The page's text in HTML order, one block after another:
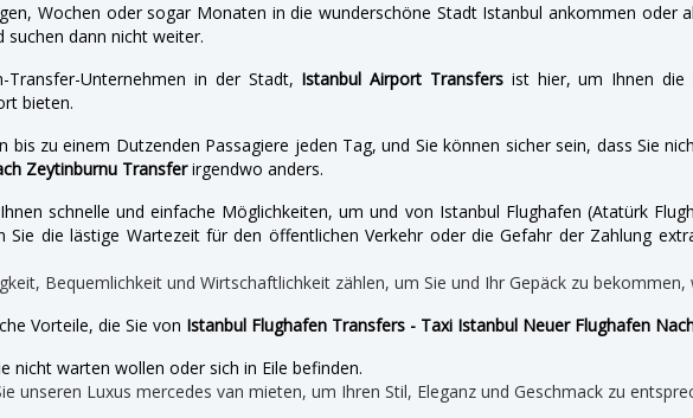
Wochen oder sogar Monaten in die wunderschöne Stadt Istanbul ankommen oder
dann nicht weiter.
Unternehmen in der Stadt, Istanbul Airport Transfersist hier, um Ihnen die
bieten.
zu einem Dutzenden Passagiere jeden Tag, und Sie können sicher sein, dass Sie
Zeytinburnu Transferirgendwo anders.
schnelle und einfache Möglichkeiten, um und von Istanbul Flughafen (Atatürk
Sie die lästige Wartezeit für den öffentlichen Verkehr oder die Gefahr der Zahlung
Bequemlichkeit und Wirtschaftlichkeit zählen, um Sie und Ihr Gepäck zu bekommen,
Vorteile, die Sie von Istanbul Flughafen Transfers - Taxi Istanbul Neuer Flughafen
nicht warten wollen oder sich in Eile befinden.
unseren Luxus mercedes van mieten, um Ihren Stil, Eleganz und Geschmack zu